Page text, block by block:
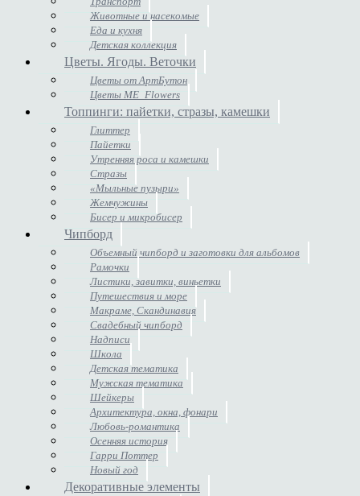
Животные и насекомые
Еда и кухня
Детская коллекция
Цветы. Ягоды. Веточки
Цветы от АртБутон
Цветы ME_Flowers
Топпинги: пайетки, стразы, камешки
Глиттер
Пайетки
Утренняя роса и камешки
Стразы
«Мыльные пузыри»
Жемчужины
Бисер и микробисер
Чипборд
Объемный чипборд и заготовки для альбомов
Рамочки
Листики, завитки, виньетки
Путешествия и море
Макраме, Скандинавия
Свадебный чипборд
Надписи
Школа
Детская тематика
Мужская тематика
Шейкеры
Архитектура, окна, фонари
Любовь-романтика
Осенняя история
Гарри Поттер
Новый год
Декоративные элементы